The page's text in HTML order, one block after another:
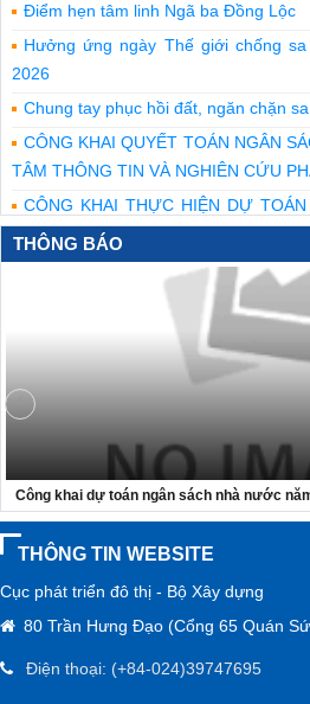
Điểm hẹn tâm linh Ngã ba Đồng Lộc
Hưởng ứng ngày Thế giới chống
2026
Chung tay phục hồi đất, ngăn chặn
CÔNG KHAI QUYẾT TOÁN NGÂN
TÂM THÔNG TIN VÀ NGHIÊN CỨU
CÔNG KHAI THỰC HIỆN DỰ
THÁNG NĂM 2026 CỦA TRUNG
CỨU PHÁT TRIỂN ĐÔ THỊ
Bộ Xây dựng tri ân những người đã
Bộ trưởng Trần Hồng Minh dâng
hùng liệt sĩ tại Quảng Trị
CÔNG KHAI THỰC HIỆN DỰ
THÁNG ĐẦU NĂM 2026 - CỤC PHÁT
THÔNG BÁO
Công khai dự toán ngân sách nhà nước
THÔNG TIN WEBSITE
Cục phát triển đô thị - Bộ Xây dựng
80 Trần Hưng Đạo (Cổng 65 Quán
Điện thoại: (+84-024)39747695